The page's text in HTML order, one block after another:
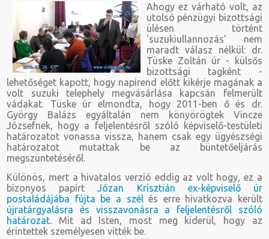
Ahogy ez várható volt, az
utolsó pénzügyi bizottsági
ülésen történt
'suzukiullannozás' nem
maradt válasz nélkül: dr.
Tüske Zoltán úr - külsős
bizottsági tagként -
lehetőséget kapott, hogy napirend előtt kikérje magának a
volt suzuki telephely megvásárlása kapcsán felmerült
vádakat. Tüske úr elmondta, hogy 2011-ben ő és dr.
György Balázs egyáltalán nem könyörögtek Vincze
Józsefnek, hogy a feljelentésről szóló képviselő-testületi
határozatot vonassa vissza, hanem csak egy ügyészségi
határozatot mutattak be az büntetőeljárás
megszüntetéséről.
Különös, mert a hivatalos verzió eddig az volt hogy, ez a
bizonyos papírt Józan Krisztián ex-képviselő úr
postaládájába fújta be a szélés erre hivatkozva került
újratárgyalásra és visszavonásra a feljelentésről szóló
határozat. Mit ad Isten, most meg kiderül, hogy az
érintettek személyesen vitték be.